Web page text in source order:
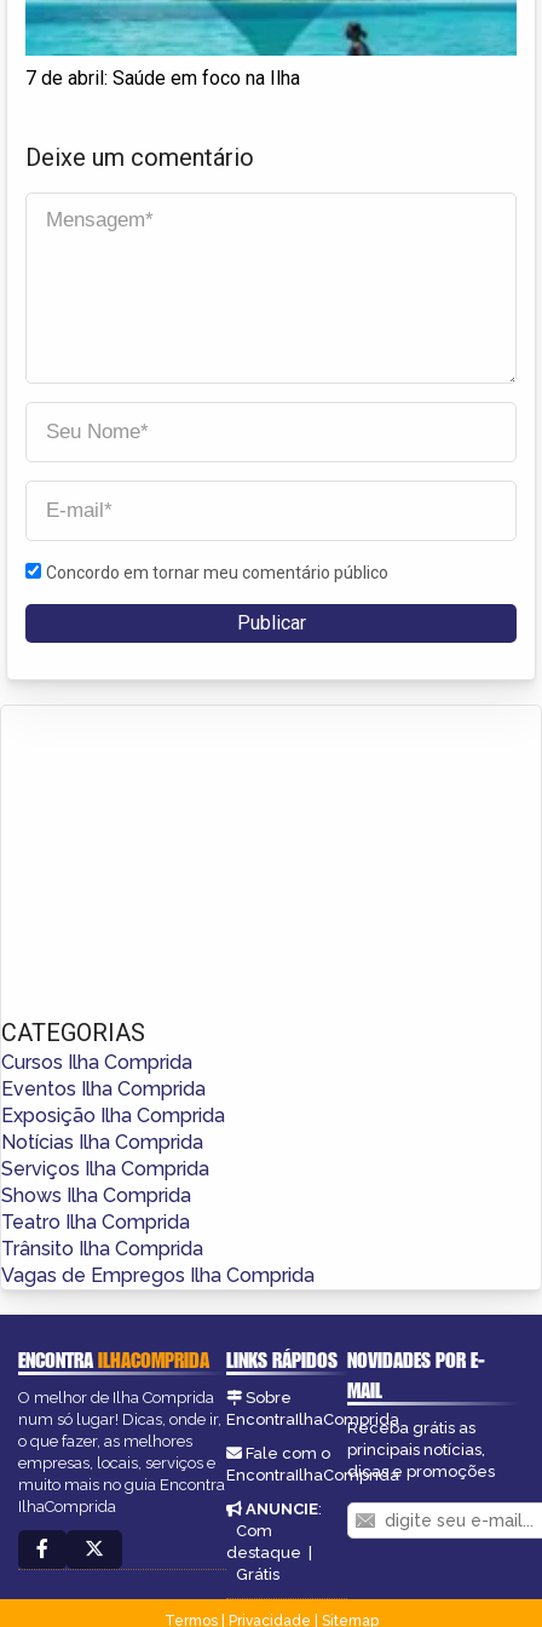
7 de abril: Saúde em foco na Ilha
Deixe um comentário
Concordo em tornar meu comentário público
CATEGORIAS
Cursos Ilha Comprida
Eventos Ilha Comprida
Exposição Ilha Comprida
Notícias Ilha Comprida
Serviços Ilha Comprida
Shows Ilha Comprida
Teatro Ilha Comprida
Trânsito Ilha Comprida
Vagas de Empregos Ilha Comprida
ENCONTRAILHACOMPRIDA
O melhor de Ilha Comprida
num só lugar! Dicas, onde ir,
o que fazer, as melhores
empresas, locais, serviços e
muito mais no guia Encontra
IlhaComprida
LINKS RÁPIDOS
Sobre
EncontraIlhaComprida
Fale com o
EncontraIlhaComprida
ANUNCIE:
Com
destaque
Grátis
NOVIDADES POR E-
MAIL
Receba grátis as
principais notícias,
dicas e promoções
Termos| Privacidade
Sitemap